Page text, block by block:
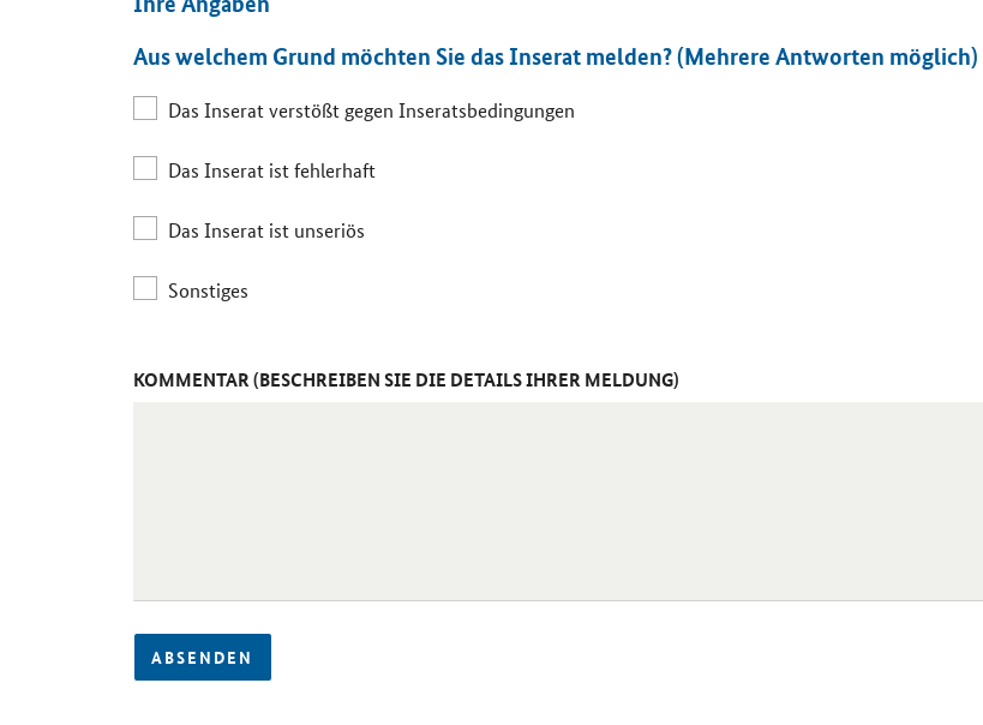
Aus welchem Grund möchten Sie das Inserat melden? (Mehrere Antworten möglich)
Das Inserat verstößt gegen Inseratsbedingungen
Das Inserat ist fehlerhaft
Das Inserat ist unseriös
Sonstiges
KOMMENTAR (BESCHREIBEN SIE DIE DETAILS IHRER MELDUNG)
ABSENDEN